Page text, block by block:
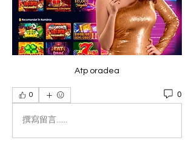
Atp oradea
0 0
撰寫留言......